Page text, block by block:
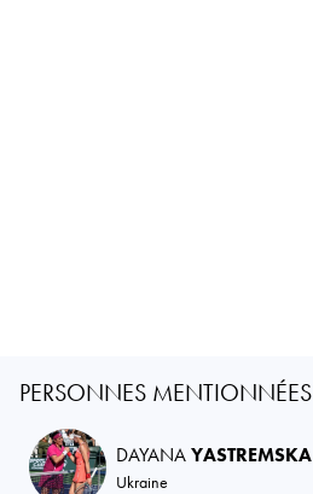
PERSONNES MENTIONNÉES
DAYANAYASTREMSKA
Ukraine